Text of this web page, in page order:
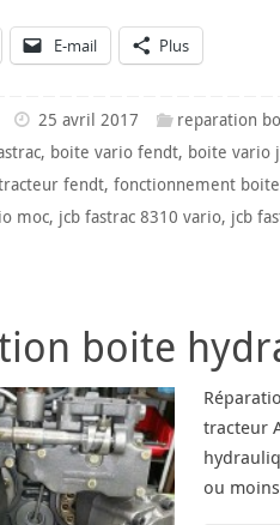
E-mail Plus
25 avril 2017
reparation
, boite vario fendt, boite vario
fendt, fonctionnement
moc, jcb fastrac 8310 vario, jcb
boite
tracteur
ou